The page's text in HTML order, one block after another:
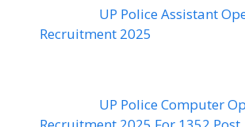
UP Police Assistant
Recruitment 2025
UP Police Computer